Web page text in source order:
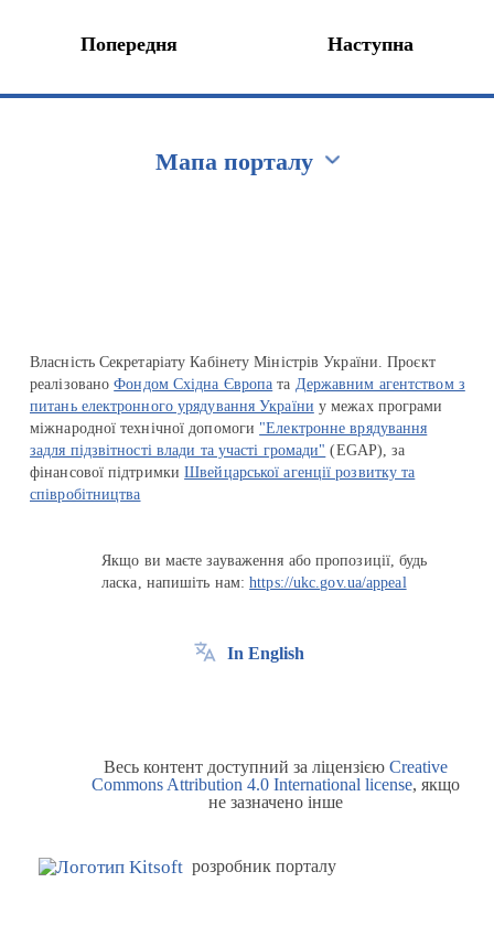
Попередня Наступна
Мапа порталу
Власність Секретаріату Кабінету Міністрів України. Проєкт
реалізованоФондом Східна Європа та Державним агентством з
питань електронного урядування України у межах програми
міжнародної технічної допомоги "Електронне врядування
задля підзвітності влади та участі громади" (EGAP), за
фінансової підтримкиШвейцарської агенції розвитку та
співробітництва
Якщо ви маєте зауваження або пропозиції, будь
ласка, напишіть нам:https://ukc.gov.ua/appeal
In English
Весь контент доступний за ліцензією Creative
Commons Attribution 4.0 International license, якщо
не зазначено інше
розробник порталу